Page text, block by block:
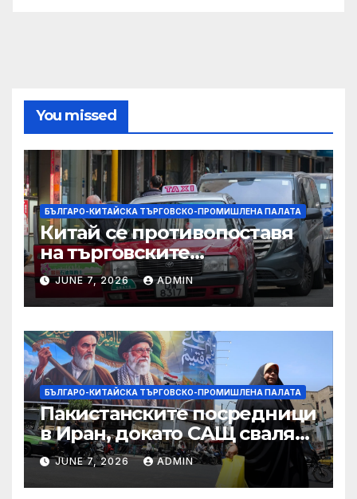
You missed
БЪЛГАРО-КИТАЙСКА ТЪРГОВСКО-ПРОМИШЛЕНА ПАЛАТА
Китай се противопоставя
на търговските
ограничителни мерки на
САЩ във връзка с искове за
принудителен труд:
Министерство на
търговията
JUNE 7, 2026 ADMIN
БЪЛГАРО-КИТАЙСКА ТЪРГОВСКО-ПРОМИШЛЕНА ПАЛАТА
Пакистанските посредници
в Иран, докато САЩ свалят
дронове, Ливан търси мир
JUNE 7, 2026 ADMIN